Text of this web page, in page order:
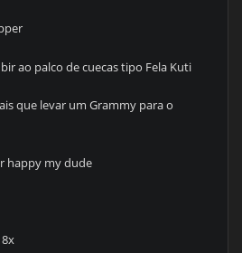
ao palco de cuecas tipo Fela Kuti
que levar um Grammy para o
happy my dude